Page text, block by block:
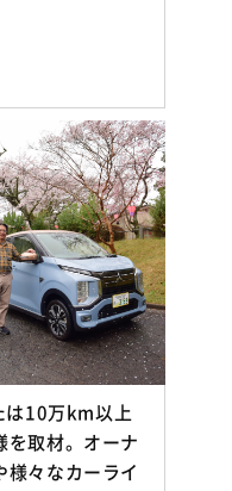
は10万km以上
を取材。オーナ
様々なカーライ